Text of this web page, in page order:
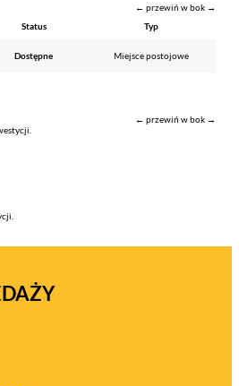
← przewiń w bok →
Status Typ
Dostępne Miejsce postojowe
← przewiń w bok →